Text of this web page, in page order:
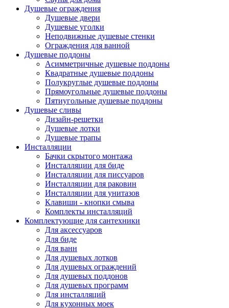
Душевые ограждения
Душевые двери
Душевые уголки
Неподвижные душевые стенки
Ограждения для ванной
Душевые поддоны
Асимметричные душевые поддоны
Квадратные душевые поддоны
Полукруглые душевые поддоны
Прямоугольные душевые поддоны
Пятиугольные душевые поддоны
Душевые сливы
Дизайн-решетки
Душевые лотки
Душевые трапы
Инсталляции
Бачки скрытого монтажа
Инсталляции для биде
Инсталляции для писсуаров
Инсталляции для раковин
Инсталляции для унитазов
Клавиши - кнопки смыва
Комплекты инсталляций
Комплектующие для сантехники
Для аксессуаров
Для биде
Для ванн
Для душевых лотков
Для душевых ограждений
Для душевых поддонов
Для душевых программ
Для инсталляций
Для кухонных моек